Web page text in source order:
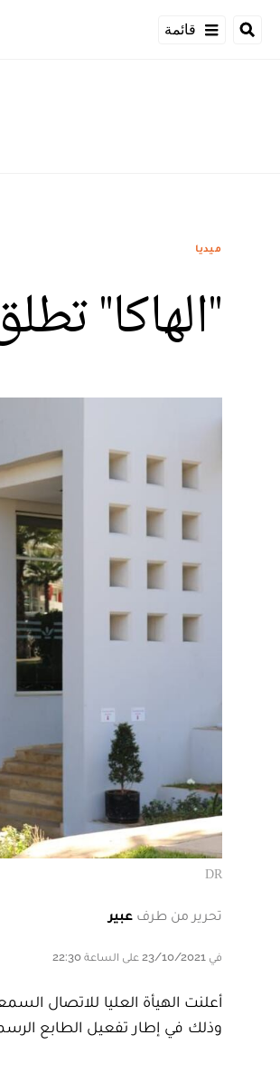
قائمة
ميديا
"الهاكا"
DR
تحرير من طرف عبير
في 23/10/2021 على الساعة 22:30
أعلنت الهيأة العليا للاتصال
وذلك في إطار تفعيل الطابع